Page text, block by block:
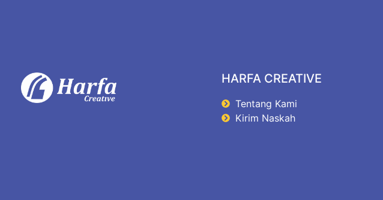
HARFA CREATIVE
Tentang Kami
Kirim Naskah